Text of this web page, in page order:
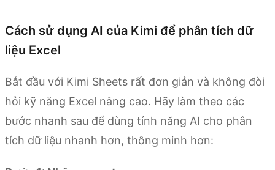
Cách sử dụng AI của Kimi để phân tích dữ
liệu Excel
Bắt đầu với Kimi Sheets rất đơn giản và không đòi
hỏi kỹ năng Excel nâng cao. Hãy làm theo các
bước nhanh sau để dùng tính năng AI cho phân
tích dữ liệu nhanh hơn, thông minh hơn: